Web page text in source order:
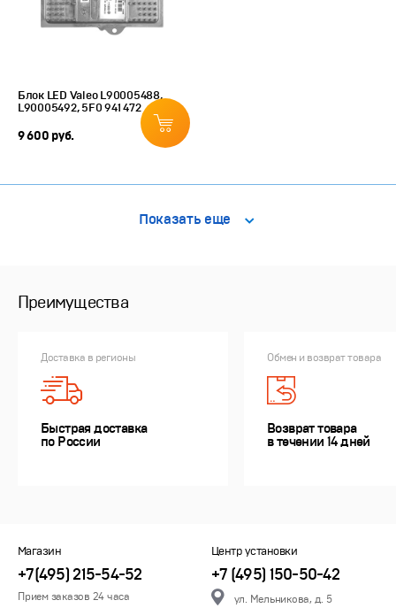
Блок LED Valeo L90005488,
L90005492, 5F0 941 472
9 600 руб.
Показать еще
Преимущества
Доставка в регионы
Быстрая доставка
по России
Обмен и возврат товара
Возврат товара
в течении 14 дней
Магазин
+7(495) 215-54-52
Прием заказов 24 часа
Центр установки
+7 (495) 150-50-42
ул. Мельникова, д. 5